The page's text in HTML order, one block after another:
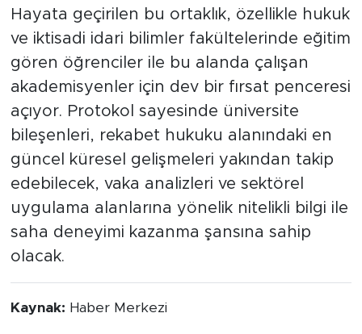
Hayata geçirilen bu ortaklık, özellikle hukuk
ve iktisadi idari bilimler fakültelerinde eğitim
gören öğrenciler ile bu alanda çalışan
akademisyenler için dev bir fırsat penceresi
açıyor. Protokol sayesinde üniversite
bileşenleri, rekabet hukuku alanındaki en
güncel küresel gelişmeleri yakından takip
edebilecek, vaka analizleri ve sektörel
uygulama alanlarına yönelik nitelikli bilgi ile
saha deneyimi kazanma şansına sahip
olacak.
Kaynak: Haber Merkezi